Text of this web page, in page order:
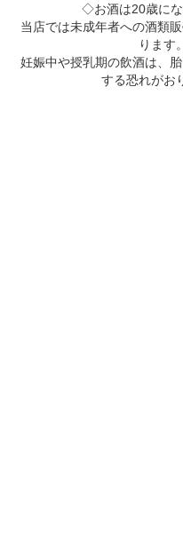
◇お酒は20歳にな
当店では未成年者への酒類
ります。
妊娠中や授乳期の飲酒は、
する恐れがお